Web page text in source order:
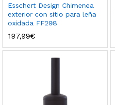
Esschert Design Chimenea
exterior con sitio para leña
oxidada FF298
197,99€